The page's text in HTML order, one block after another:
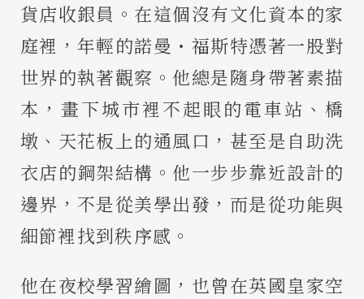
貨店收銀員。在這個沒有文化資本的家
庭裡，年輕的諾曼・福斯特憑著一股對
世界的執著觀察。他總是隨身帶著素描
本，畫下城市裡不起眼的電車站、橋
墩、天花板上的通風口，甚至是自助洗
衣店的鋼架結構。他一步步靠近設計的
邊界，不是從美學出發，而是從功能與
細節裡找到秩序感。
他在夜校學習繪圖，也曾在英國皇家空